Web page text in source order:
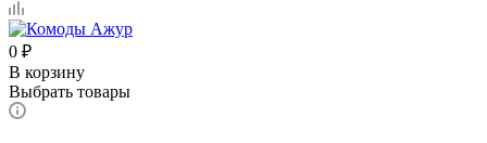
0 ₽
В корзину
Выбрать товары